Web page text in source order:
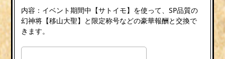
内容：イベント期間中【サトイモ】を使って、SP品質の
幻神将【移山大聖】と限定称号などの豪華報酬と交換で
きます。